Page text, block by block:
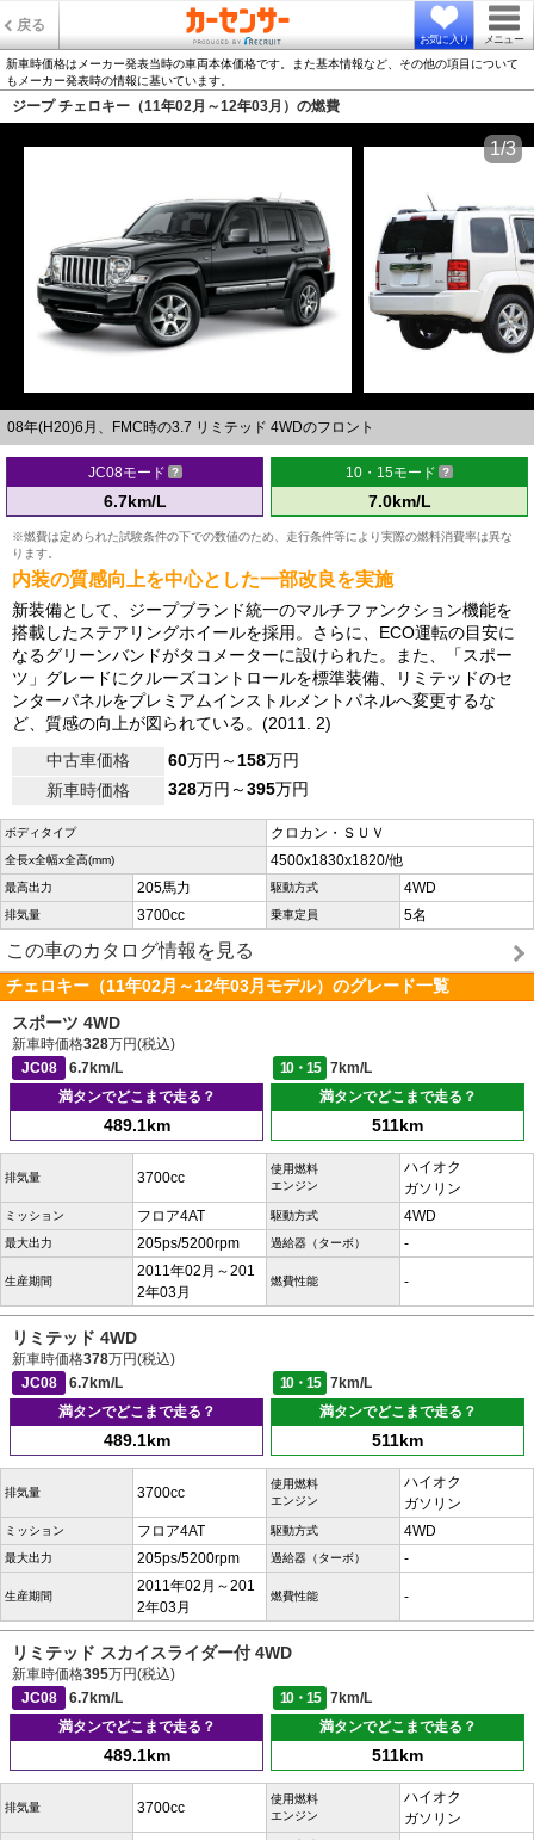
戻る
お気に入り メニュー
新車時価格はメーカー発表当時の車両本体価格です。また基本情報など、その他の項目について
もメーカー発表時の情報に基いています。
ジープ チェロキー（11年02月～12年03月）の燃費
08年(H20)6月、FMC時の3.7 リミテッド 4WDのフロント
1/3
JC08モード
6.7km/L
10・15モード
7.0km/L
※燃費は定められた試験条件の下での数値のため、走行条件等により実際の燃料消費率は異な
ります。
内装の質感向上を中心とした一部改良を実施
新装備として、ジープブランド統一のマルチファンクション機能を
搭載したステアリングホイールを採用。さらに、ECO運転の目安に
なるグリーンバンドがタコメーターに設けられた。また、「スポー
ツ」グレードにクルーズコントロールを標準装備、リミテッドのセ
ンターパネルをプレミアムインストルメントパネルへ変更するな
ど、質感の向上が図られている。(2011. 2)
中古車価格
60万円～158万円
新車時価格
328万円～395万円
ボディタイプ クロカン・ＳＵＶ
全長x全幅x全高(mm) 4500x1830x1820/他
最高出力 205馬力 駆動方式 4WD
排気量 3700cc 乗車定員 5名
この車のカタログ情報を見る
チェロキー（11年02月～12年03月モデル）のグレード一覧
スポーツ 4WD
新車時価格328万円(税込)
JC08
6.7km/L 10・15
7km/L
満タンでどこまで走る？
489.1km
満タンでどこまで走る？
511km
排気量 3700cc
使用燃料
エンジン
ハイオク
ガソリン
ミッション フロア4AT 駆動方式 4WD
最大出力 205ps/5200rpm 過給器（ターボ） -
生産期間
2011年02月～201
2年03月
燃費性能 -
リミテッド 4WD
新車時価格378万円(税込)
JC08
6.7km/L 10・15
7km/L
満タンでどこまで走る？
489.1km
満タンでどこまで走る？
511km
排気量 3700cc
使用燃料
エンジン
ハイオク
ガソリン
ミッション フロア4AT 駆動方式 4WD
最大出力 205ps/5200rpm 過給器（ターボ） -
生産期間
2011年02月～201
2年03月
燃費性能 -
リミテッド スカイスライダー付 4WD
新車時価格395万円(税込)
JC08
6.7km/L 10・15
7km/L
満タンでどこまで走る？
489.1km
満タンでどこまで走る？
511km
排気量 3700cc
使用燃料
エンジン
ハイオク
ガソリン